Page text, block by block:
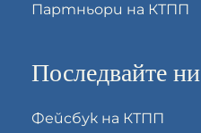
Партньори на КТПП
Последвайте ни
Фейсбук на КТПП